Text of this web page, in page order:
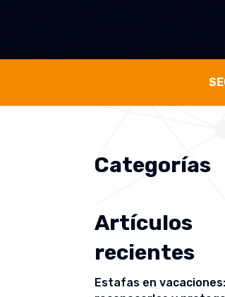
Categorías
Artículos
recientes
Estafas en